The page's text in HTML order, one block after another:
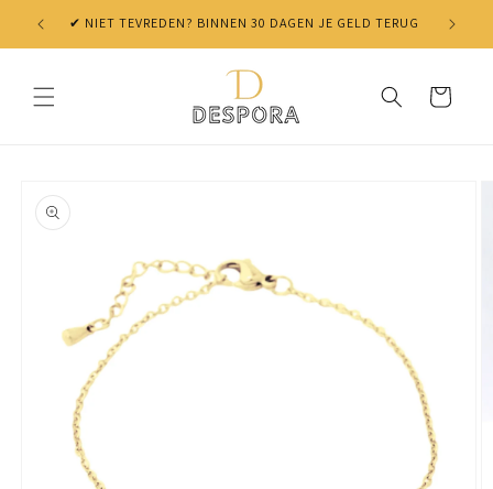
Skip to
content
✔ NIET TEVREDEN? BINNEN 30 DAGEN JE GELD TERUG
Cart
product
information